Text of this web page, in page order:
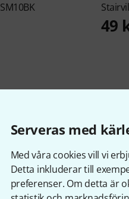
Serveras med
Med våra cookies vill vi
Detta inkluderar till
preferenser. Om detta är
SM10BK
49
7